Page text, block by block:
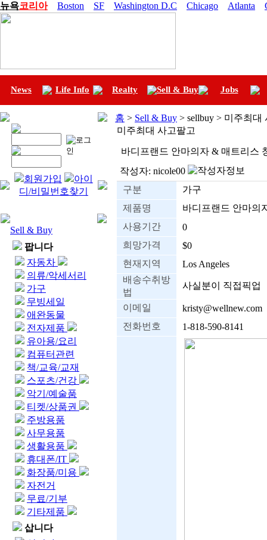
뉴욕코리아 Boston SF Washington D.C Chicago Atlanta
News Life Info Realty Sell & Buy Jobs
회원가입
아이
디/비밀번호찾기
Sell & Buy
팝니다
자동차
의류/악세서리
가구
무빙세일
애완동물
전자제품
유아용/요리
컴퓨터관련
책/교육/교재
스포츠/건강
악기/예술품
티켓/상품권
주방용품
사무용품
생활용품
휴대폰/IT
화장품/미용
자전거
무료/기부
기타제품
삽니다
홈 > Sell & Buy > sellbuy > 미주최대
미주최대 사고팔고
바디프랜드 안마의자 & 매트리스
작성자: nicole00
구분
가구
제품명
바디프랜드 안마의
사용기간
0
희망가격
$0
현재지역
Los Angeles
배송수취방
법
사실분이 직접픽업
이메일
kristy@wellnew.com
전화번호
1-818-590-8141